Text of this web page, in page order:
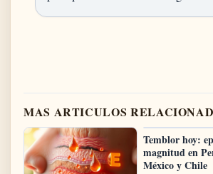
MAS ARTICULOS
Temblor hoy:
magnitud en
México y Chile